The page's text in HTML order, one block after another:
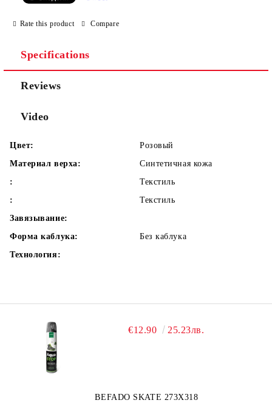
Rate this product Compare
Specifications
Reviews
Video
Цвет:
Розовый
Материал верха:
Синтетичная кожа
:
Текстиль
:
Текстиль
Завязывание:
Форма каблука:
Без каблука
Технология:
€12.90 25.23лв.
BEFADO SKATE 273X318